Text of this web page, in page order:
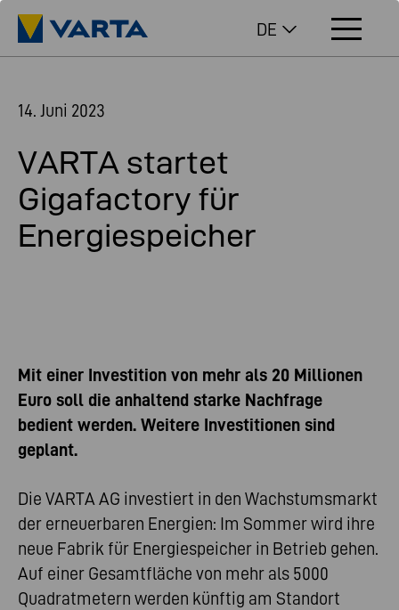
DE
14. Juni 2023
VARTA startet
Gigafactory für
Energiespeicher
Mit einer Investition von mehr als 20 Millionen
Euro soll die anhaltend starke Nachfrage
bedient werden. Weitere Investitionen sind
geplant.
Die VARTA AG investiert in den Wachstumsmarkt
der erneuerbaren Energien: Im Sommer wird ihre
neue Fabrik für Energiespeicher in Betrieb gehen.
Auf einer Gesamtfläche von mehr als 5000
Quadratmetern werden künftig am Standort